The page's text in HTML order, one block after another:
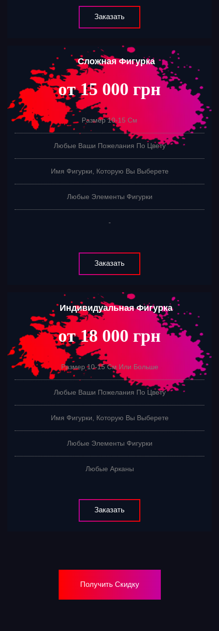
Заказать
Сложная Фигурка
от 15 000 грн
Размер 10-15 См
Любые Ваши Пожелания По Цвету
Имя Фигурки, Которую Вы Выберете
Любые Элементы Фигурки
-
Заказать
Индивидуальная Фигурка
от 18 000 грн
Размер 10-15 См Или Больше
Любые Ваши Пожелания По Цвету
Имя Фигурки, Которую Вы Выберете
Любые Элементы Фигурки
Любые Арканы
Заказать
Получить Скидку